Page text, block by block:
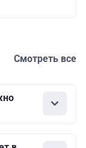
Смотреть все